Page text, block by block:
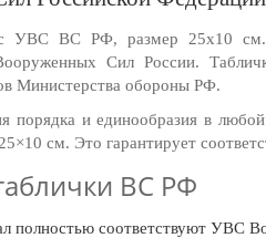
с УВС ВС РФ, размер 25х10 см.
Сил России.
Министерства обороны РФ.
и единообразия в
см. Это гарантирует
ВС РФ
полностью соответствуют УВС